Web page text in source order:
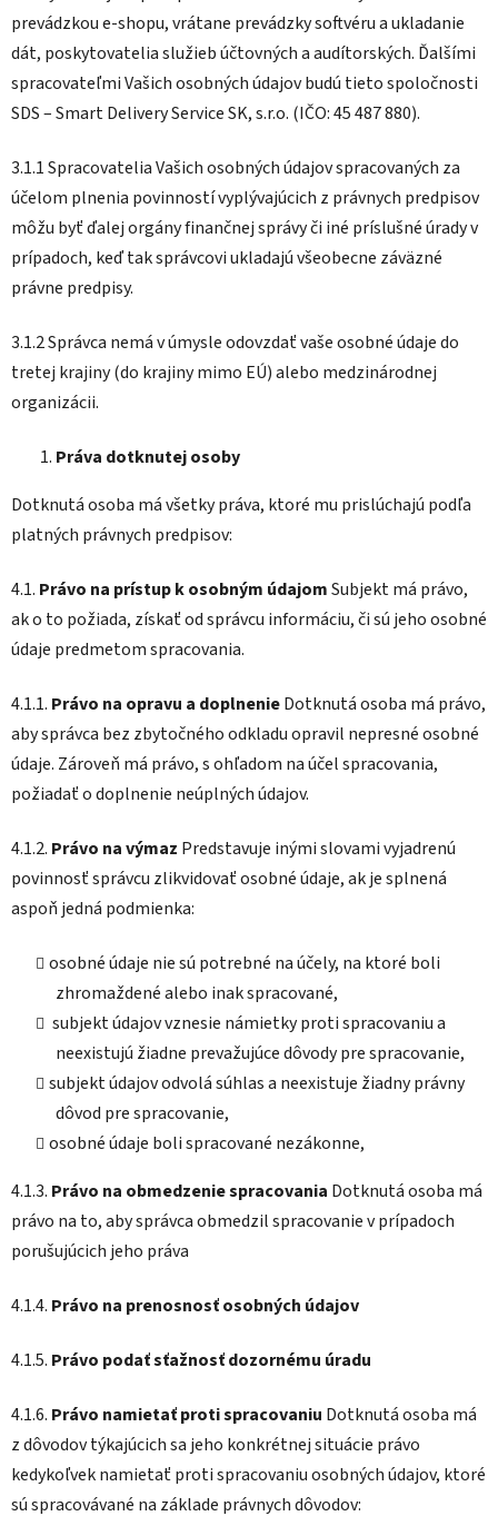
prevádzkou e-shopu, vrátane prevádzky softvéru a ukladanie
dát, poskytovatelia služieb účtovných a audítorských. Ďalšími
spracovateľmi Vašich osobných údajov budú tieto spoločnosti
SDS – Smart Delivery Service SK, s.r.o. (IČO: 45 487 880).
3.1.1 Spracovatelia Vašich osobných údajov spracovaných za
účelom plnenia povinností vyplývajúcich z právnych predpisov
môžu byť ďalej orgány finančnej správy či iné príslušné úrady v
prípadoch, keď tak správcovi ukladajú všeobecne záväzné
právne predpisy.
3.1.2 Správca nemá v úmysle odovzdať vaše osobné údaje do
tretej krajiny (do krajiny mimo EÚ) alebo medzinárodnej
organizácii.
Práva dotknutej osoby
Dotknutá osoba má všetky práva, ktoré mu prislúchajú podľa
platných právnych predpisov:
4.1. Právo na prístup k osobným údajomSubjekt má právo,
ak o to požiada, získať od správcu informáciu, či sú jeho osobné
údaje predmetom spracovania.
4.1.1. Právo na opravu a doplnenieDotknutá osoba má právo,
aby správca bez zbytočného odkladu opravil nepresné osobné
údaje. Zároveň má právo, s ohľadom na účel spracovania,
požiadať o doplnenie neúplných údajov.
4.1.2. Právo na výmaz Predstavuje inými slovami vyjadrenú
povinnosť správcu zlikvidovať osobné údaje, ak je splnená
aspoň jedná podmienka:
osobné údaje nie sú potrebné na účely, na ktoré boli
zhromaždené alebo inak spracované,
subjekt údajov vznesie námietky proti spracovaniu a
neexistujú žiadne prevažujúce dôvody pre spracovanie,
subjekt údajov odvolá súhlas a neexistuje žiadny právny
dôvod pre spracovanie,
osobné údaje boli spracované nezákonne,
4.1.3. Právo na obmedzenie spracovania Dotknutá osoba má
právo na to, aby správca obmedzil spracovanie v prípadoch
porušujúcich jeho práva
4.1.4. Právo na prenosnosť osobných údajov
4.1.5. Právo podať sťažnosť dozornému úradu
4.1.6. Právo namietať proti spracovaniu Dotknutá osoba má
z dôvodov týkajúcich sa jeho konkrétnej situácie právo
kedykoľvek namietať proti spracovaniu osobných údajov, ktoré
sú spracovávané na základe právnych dôvodov: